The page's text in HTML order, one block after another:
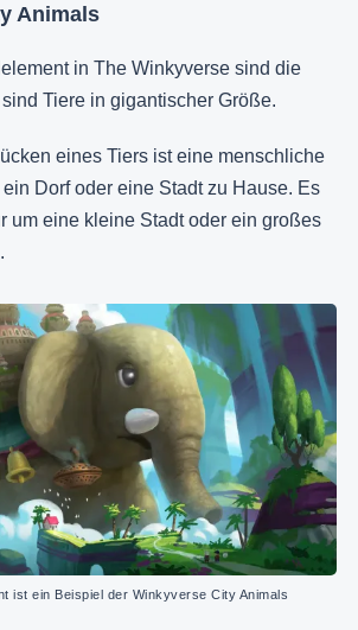
Animals
in The Winkyverse sind die
Tiere in gigantischer Größe.
eines Tiers ist eine menschliche
Dorf oder eine Stadt zu Hause. Es
um eine kleine Stadt oder ein großes
ist ein Beispiel der Winkyverse City Animals